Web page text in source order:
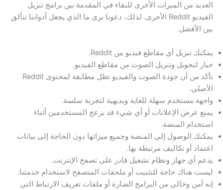
العديد من الميزات الأخرى للبقاء في المقدمة بين برامج تنزيل
الفيديو Reddit الأخرى. لذلك، دعونا نرى ما الذي يجعل أدواتنا تتألق
بين الأفضل.
يمكنك تنزيل أي مقاطع فيديو من Reddit.
خيار لتحويل وتنزيل الصوت من مقاطع الفيديو.
تأكد من أن جودة الصوت والفيديو تظل مطابقة لمحتوى Reddit
الأصلي.
واجهة مستخدم سهلة للغاية وبديهية لتجربة سلسة.
يمنع عرض الإعلانات أو أي شيء قد يزعج المستخدمين أثناء
استخدام المنصة.
يمكنك الوصول إلى المنصة وجميع ميزاتها دون الحاجة إلى بيانات
اعتماد أو تكاليف مرتبطة بها.
يدعم أي جهاز ونظام تشغيل قادر على تصفح الإنترنت.
ليست هناك حاجة للتثبيت أو ملحقات المتصفح لاستخدام خدمتنا.
إنه آمن وخالي من البرامج الضارة أو ملفات تعريف الارتباط التي